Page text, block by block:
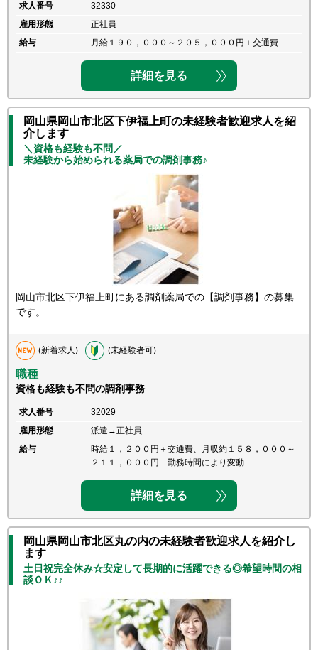
求人番号
32330
雇用形態
正社員
給与
月給１９０，０００～２０５，０００円＋交通費
詳細を見る
岡山県岡山市北区下伊福上町の未経験者歓迎求人を紹
介します
＼資格も経験も不問／
未経験から始められる薬局での調剤事務♪
岡山市北区下伊福上町にある調剤薬局での【調剤事務】の募集
です。
(新着求人) (未経験者可)
職種
資格も経験も不問の調剤事務
求人番号
32029
雇用形態
派遣→正社員
給与
時給１，２００円＋交通費、月収約１５８，０００～
２１１，０００円 勤務時間により変動
詳細を見る
岡山県岡山市北区丸の内の未経験者歓迎求人を紹介し
ます
土日祝完全休み☆安定して長期的に活躍できる◎希望時間の相
談ＯＫ♪♪